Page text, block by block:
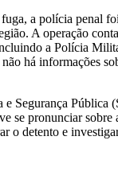
a polícia penal
A operação
a Polícia
há informações
e Segurança Pública
se pronunciar sobre
o detento e